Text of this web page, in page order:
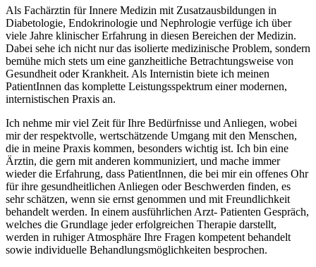
Als Fachärztin für Innere Medizin mit Zusatzausbildungen in
Diabetologie, Endokrinologie und Nephrologie verfüge ich über
viele Jahre klinischer Erfahrung in diesen Bereichen der Medizin.
Dabei sehe ich nicht nur das isolierte medizinische Problem, sondern
bemühe mich stets um eine ganzheitliche Betrachtungsweise von
Gesundheit oder Krankheit. Als Internistin biete ich meinen
PatientInnen das komplette Leistungsspektrum einer modernen,
internistischen Praxis an.
Ich nehme mir viel Zeit für Ihre Bedürfnisse und Anliegen, wobei
mir der respektvolle, wertschätzende Umgang mit den Menschen,
die in meine Praxis kommen, besonders wichtig ist. Ich bin eine
Ärztin, die gern mit anderen kommuniziert, und mache immer
wieder die Erfahrung, dass PatientInnen, die bei mir ein offenes Ohr
für ihre gesundheitlichen Anliegen oder Beschwerden finden, es
sehr schätzen, wenn sie ernst genommen und mit Freundlichkeit
behandelt werden. In einem ausführlichen Arzt- Patienten Gespräch,
welches die Grundlage jeder erfolgreichen Therapie darstellt,
werden in ruhiger Atmosphäre Ihre Fragen kompetent behandelt
sowie individuelle Behandlungsmöglichkeiten besprochen.